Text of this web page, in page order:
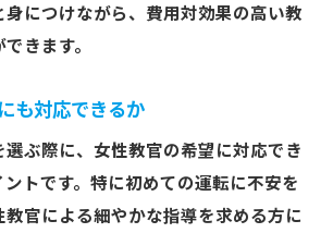
につけながら、費用対効果の高い教
きます。
も対応できるか
選ぶ際に、女性教官の希望に対応でき
トです。特に初めての運転に不安を
官による細やかな指導を求める方に